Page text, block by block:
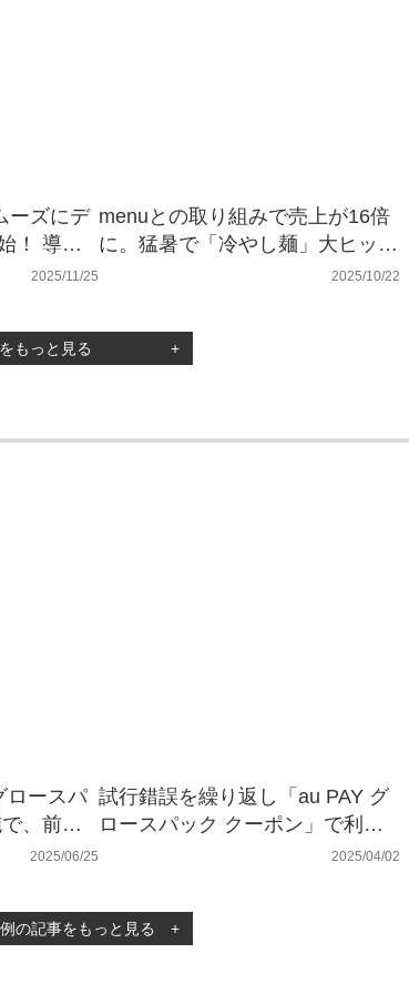
ーズにデ
！ 導入
ースター
2025/11/25
menuとの取り組みで売上が16倍
に。猛暑で「冷やし麺」大ヒッ
ト！「鶏ポタラーメン THANK 大
2025/10/22
もっと見る +
ロースパ
、前年
達成！ ア
2025/06/25
試行錯誤を繰り返し「au PAY グ
ロースパック クーポン」で利用
金額・来客数アップを達成！ 株
2025/04/02
の記事をもっと見る +